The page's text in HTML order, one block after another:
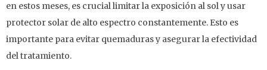
en estos meses, es crucial limitar la exposición al sol y usar
protector solar de alto espectro constantemente. Esto es
importante para evitar quemaduras y asegurar la efectividad
del tratamiento.